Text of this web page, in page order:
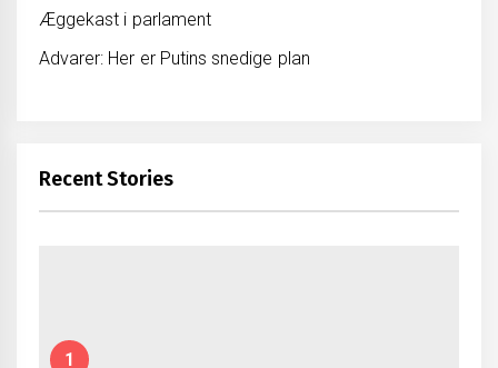
Æggekast i parlament
Advarer: Her er Putins snedige plan
Recent Stories
1